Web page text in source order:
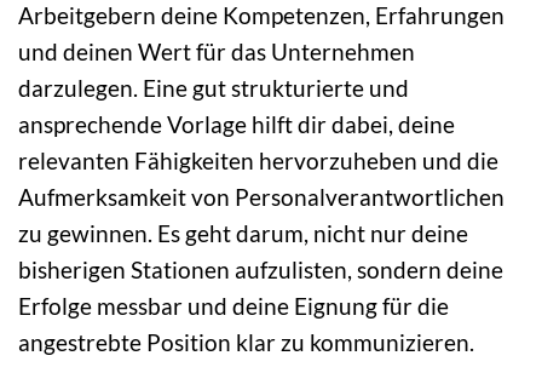
Arbeitgebern deine Kompetenzen, Erfahrungen
und deinen Wert für das Unternehmen
darzulegen. Eine gut strukturierte und
ansprechende Vorlage hilft dir dabei, deine
relevanten Fähigkeiten hervorzuheben und die
Aufmerksamkeit von Personalverantwortlichen
zu gewinnen. Es geht darum, nicht nur deine
bisherigen Stationen aufzulisten, sondern deine
Erfolge messbar und deine Eignung für die
angestrebte Position klar zu kommunizieren.